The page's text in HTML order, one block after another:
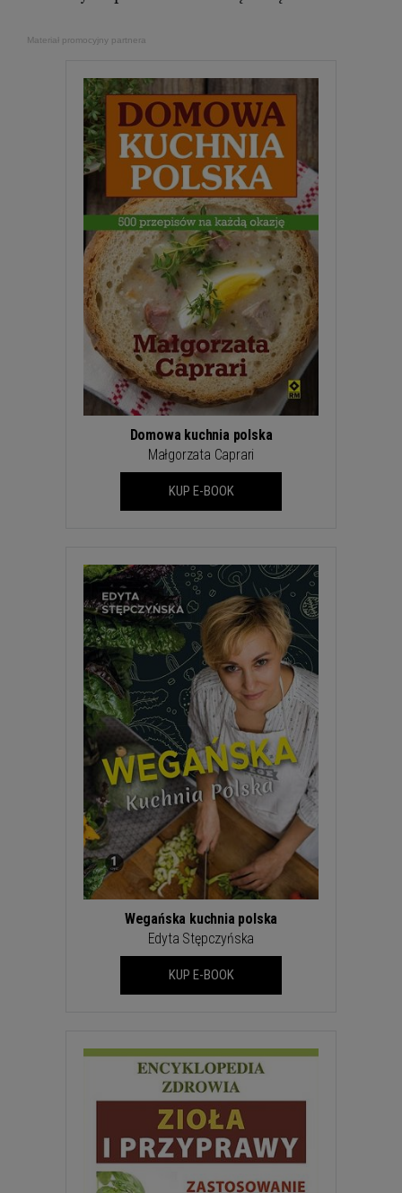
Materiał promocyjny partnera
Domowa kuchnia polska
Małgorzata Caprari
KUP E-BOOK
Wegańska kuchnia polska
Edyta Stępczyńska
KUP E-BOOK